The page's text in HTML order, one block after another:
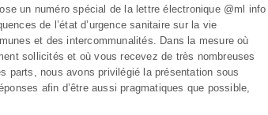
un numéro spécial de la lettre électronique @ml info
de l’état d’urgence sanitaire sur la vie
et des intercommunalités. Dans la mesure où
sollicités et où vous recevez de très nombreuses
parts, nous avons privilégié la présentation sous
afin d’être aussi pragmatiques que possible,